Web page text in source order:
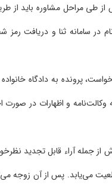
طی مراحل مشاوره باید از
در سامانه ثنا و دریافت
پرونده به دادگاه
و اظهارات در
از جمله آراء قابل تجدید
می‌یابد. پس از آن زوجه